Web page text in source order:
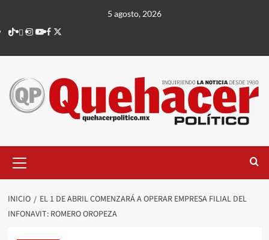
contenido
5 agosto, 2026
TikTok
threads
Instagram
Youtube
Facebook
X
principal
INICIO
EL 1 DE ABRIL COMENZARÁ A OPERAR EMPRESA FILIAL DEL
INFONAVIT: ROMERO OROPEZA